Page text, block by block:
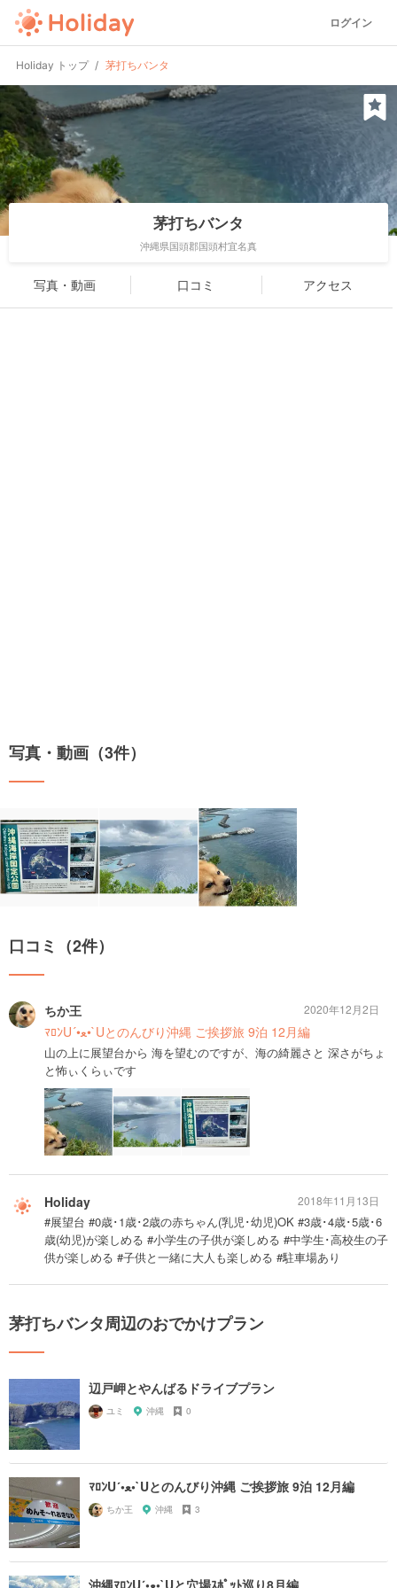
ログイン
Holiday トップ 茅打ちバンタ
茅打ちバンタ
沖縄県国頭郡国頭村宜名真
写真・動画 口コミ アクセス
写真・動画（3件）
口コミ（2件）
ちか王
ﾏﾛﾝU´•ﻌ•`Uとのんびり沖縄 ご挨拶旅 9泊 12月編
山の上に展望台から 海を望むのですが、海の綺麗さと 深さがちょ
と怖ぃくらぃです
2020年12月2日
Holiday
#展望台 #0歳･1歳･2歳の赤ちゃん(乳児･幼児)OK #3歳･4歳･5歳･6
歳(幼児)が楽しめる #小学生の子供が楽しめる #中学生･高校生の子
供が楽しめる #子供と一緒に大人も楽しめる #駐車場あり
2018年11月13日
茅打ちバンタ周辺のおでかけプラン
辺戸岬とやんばるドライブプラン
ユミ 沖縄 0
ﾏﾛﾝU´•ﻌ•`Uとのんびり沖縄 ご挨拶旅 9泊 12月編
ちか王 沖縄 3